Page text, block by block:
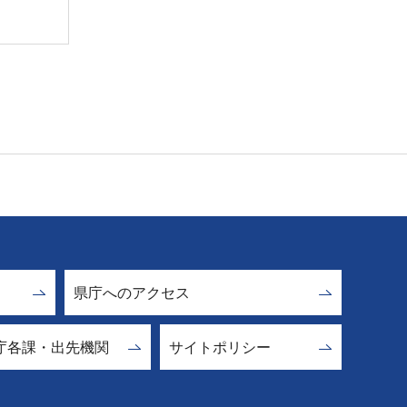
県庁へのアクセス
各課・出先機関 サイトポリシー